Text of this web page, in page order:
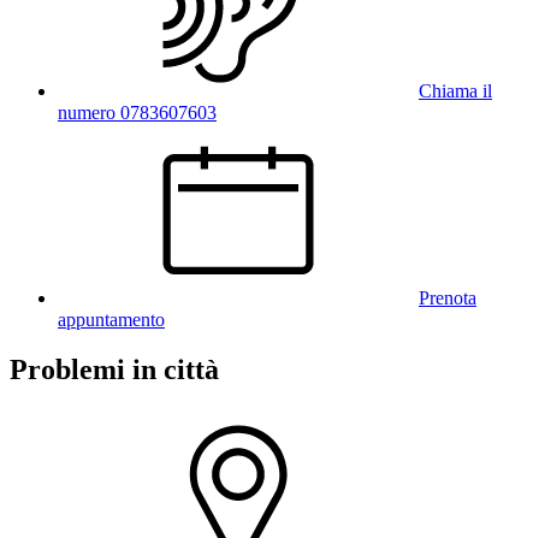
Chiama il
numero 0783607603
Prenota
appuntamento
Problemi in città